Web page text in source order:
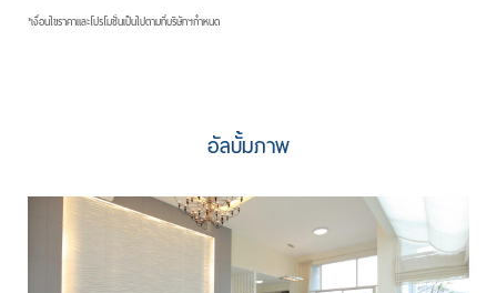
*เงื่อนไขราคาและโปรโมชั่นเป็นไปตามที่บริษัทฯกำหนด
อัลบั้มภาพ